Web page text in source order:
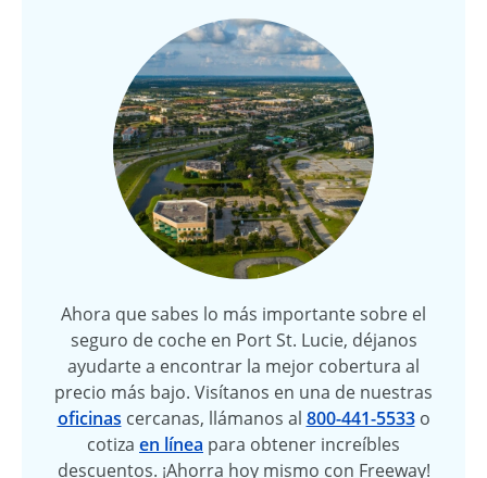
Ahora que sabes lo más importante sobre el
seguro de coche en Port St. Lucie, déjanos
ayudarte a encontrar la mejor cobertura al
precio más bajo. Visítanos en una de nuestras
oficinas cercanas, llámanos al 800-441-5533o
cotiza en línea para obtener increíbles
descuentos. ¡Ahorra hoy mismo con Freeway!